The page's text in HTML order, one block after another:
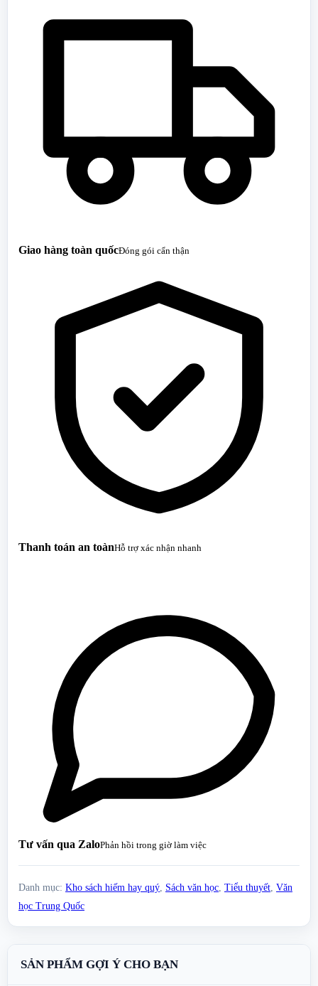
Giao hàng toàn quốcĐóng gói cẩn thận
Thanh toán an toànHỗ trợ xác nhận nhanh
Tư vấn qua ZaloPhản hồi trong giờ làm việc
Danh mục: Kho sách hiếm hay quý Sách văn học Tiểu thuyết Văn
học Trung Quốc
SẢN PHẨM GỢI Ý CHO BẠN